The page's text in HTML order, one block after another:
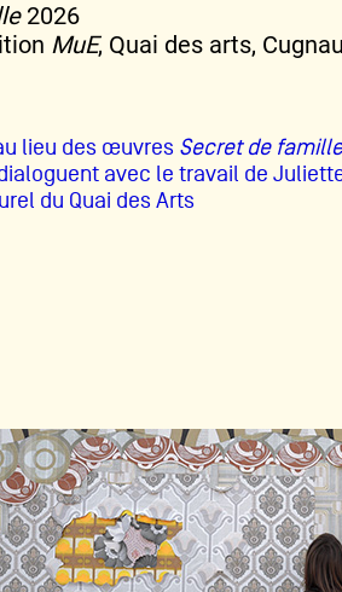
2026
MuE, Quai des arts,
lieu des œuvres Secret de
avec le travail de
du Quai des Arts